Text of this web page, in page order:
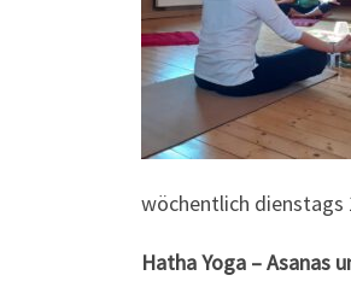
wöchentlich dienstags
Hatha Yoga – Asanas